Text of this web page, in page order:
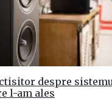
despre
l-am ales